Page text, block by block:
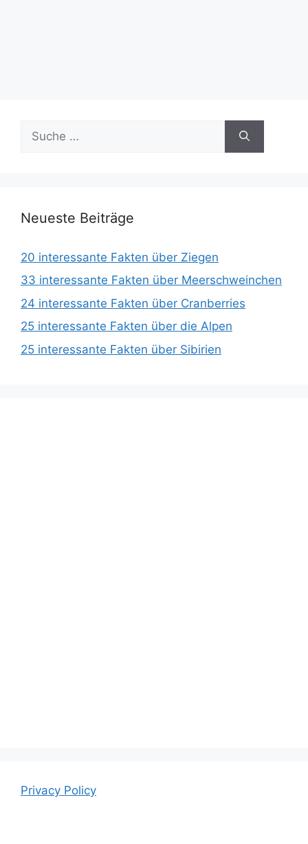
nach:
Neueste Beiträge
20 interessante Fakten über Ziegen
33 interessante Fakten über Meerschweinchen
24 interessante Fakten über Cranberries
25 interessante Fakten über die Alpen
25 interessante Fakten über Sibirien
Privacy Policy